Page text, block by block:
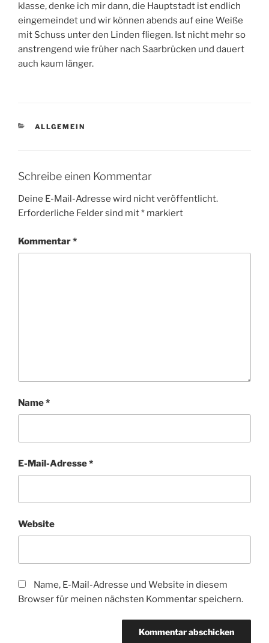
klasse, denke ich mir dann, die Hauptstadt ist endlich
eingemeindet und wir können abends auf eine Weiße
mit Schuss unter den Linden fliegen. Ist nicht mehr so
anstrengend wie früher nach Saarbrücken und dauert
auch kaum länger.
KATEGORIEN
ALLGEMEIN
Schreibe einen Kommentar
Deine E-Mail-Adresse wird nicht veröffentlicht.
Erforderliche Felder sind mit* markiert
Kommentar*
Name*
E-Mail-Adresse*
Website
Name, E-Mail-Adresse und Website in diesem
Browser für meinen nächsten Kommentar speichern.